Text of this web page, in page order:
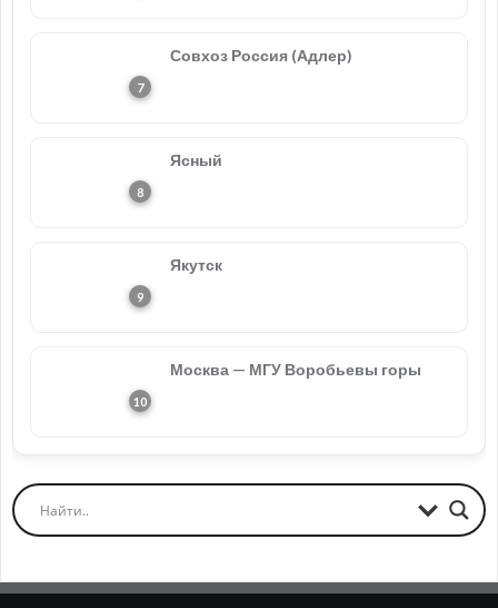
Совхоз Россия (Адлер)
Ясный
Якутск
Москва — МГУ Воробьевы горы